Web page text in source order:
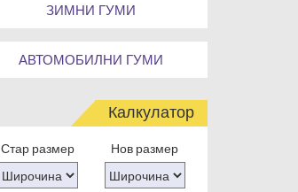
ЗИМНИ ГУМИ
АВТОМОБИЛНИ ГУМИ
Калкулатор
Стар размер Нов размер